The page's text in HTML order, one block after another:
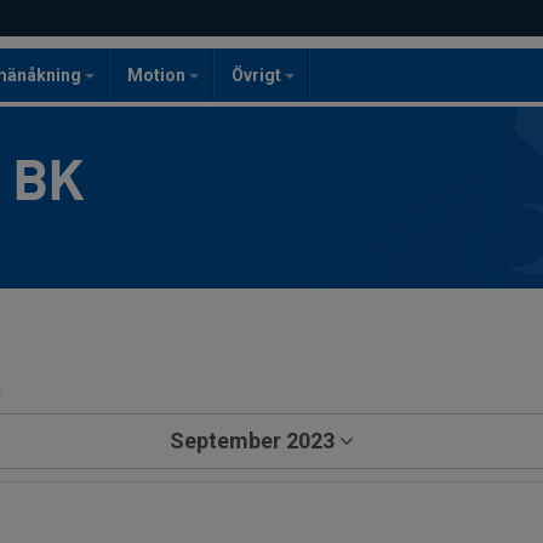
Motion Övrigt
September 2023